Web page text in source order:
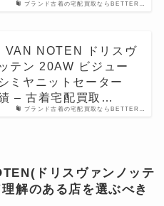
ブランド古着の宅配買取ならBETTER…
ブランド古着の宅配買取ならBETTER…
VAN NOTEN ドリスヴ
テン 20AW ビジュー
ミヤニットセーター
– 古着宅配買取…
ドリスヴァンノッテ
解のある店を選ぶべき